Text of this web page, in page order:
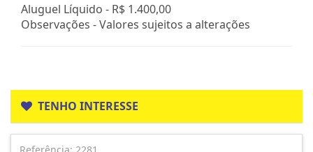
Aluguel Líquido - R$ 1.400,00
Observações - Valores sujeitos a alterações
TENHO INTERESSE